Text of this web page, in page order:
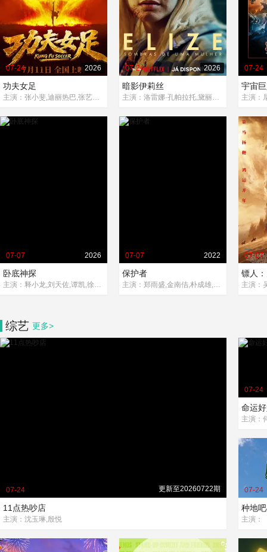
07-24 2026
功夫女足
主演：张小斐,迪丽热巴,张艺兴,刘嘉玲,佐藤健,艾米,雪野,蔡思贝,胡予安,倪好,赵丽娜,欧阳靖,张继聪,欧阳万成,陈旻,李卓媚,秦鹏飞,张天一,孙子七,洪蕾,施予斐,景如洋,李奕臻,赖迦童,葛依萱,王奕彤,马睎悦,邹霞,崔桐侥,张娣,张琪,房岩,邓月平,查恩雅·麦克洛里,许君聪,门腔,冯勉
07-24 2026
暗影伊莉丝
主演：洛雷娜·孔帕拉托,黛丽丝·韦恩伯格,胡丽叶·康拉德
07-24
宇宙
07-07 2026
卧底神探
主演：释小龙,刘天佐,谭凯,徐少强,言杰,淳于珊珊,黄乔
07-07 2022
保护者
主演：郑雨盛,金南佶,朴成雄,郭度沅,金俊翰,李伊利雅,朴柔娜
07-07
镖人
综艺 更多>
07-24 更新至20260722期
11点热吵店
主演：沈玉琳,殷悦
07-24
命运
07-24
种地
主演：